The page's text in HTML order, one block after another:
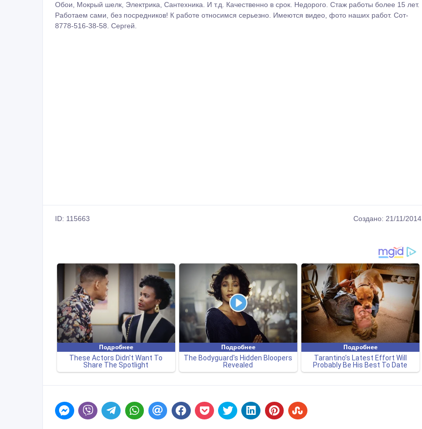
Обои, Мокрый шелк, Электрика, Сантехника. И т.д. Качественно в срок. Недорого. Стаж работы более 15 лет.
Работаем сами, без посредников! К работе относимся серьезно. Имеются видео, фото наших работ. Сот-
8778-516-38-58. Сергей.
ID: 115663 Создано: 21/11/2014